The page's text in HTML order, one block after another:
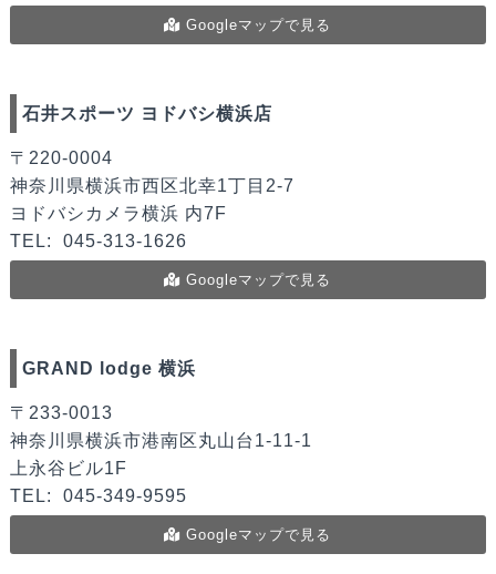
Googleマップで見る
石井スポーツ ヨドバシ横浜店
〒220-0004
神奈川県横浜市西区北幸1丁目2-7
ヨドバシカメラ横浜 内7F
TEL:
045-313-1626
Googleマップで見る
GRAND lodge 横浜
〒233-0013
神奈川県横浜市港南区丸山台1-11-1
上永谷ビル1F
TEL:
045-349-9595
Googleマップで見る